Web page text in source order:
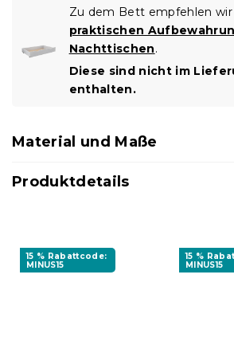
Zu dem Bett empfehlen wir
praktischen
Nachttischen.
Diese sind nicht im
enthalten.
Material und Maße
Produktdetails
15 % Rabattcode:
MINUS15
15 %
MINUS15